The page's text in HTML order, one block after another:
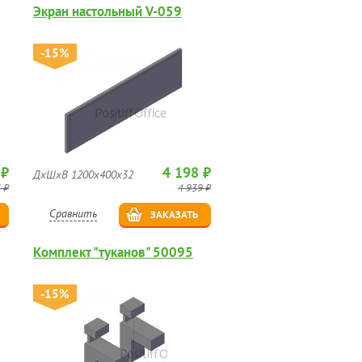
₽
Экран настольный V-059
-15%
ДхШхВ 1200х400х32 4 198 ₽
4 939 ₽
Сравнить ЗАКАЗАТЬ
Комплект "туканов" 50095
-15%